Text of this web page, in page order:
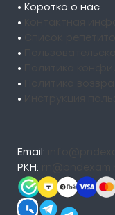
• Коротко о нас
•
•
•
•
•
•
Email:
РКН: